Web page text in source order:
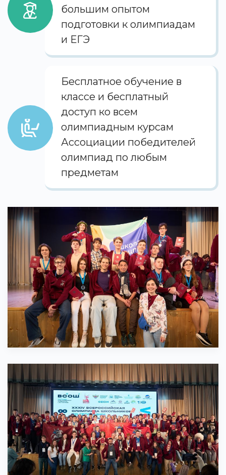
большим опытом
подготовки к олимпиадам
и ЕГЭ
Бесплатное обучение в
классе и бесплатный
доступ ко всем
олимпиадным курсам
Ассоциации победителей
олимпиад по любым
предметам